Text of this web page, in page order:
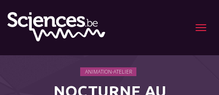
Menu
ANIMATION-ATELIER
NOCTURNE AU